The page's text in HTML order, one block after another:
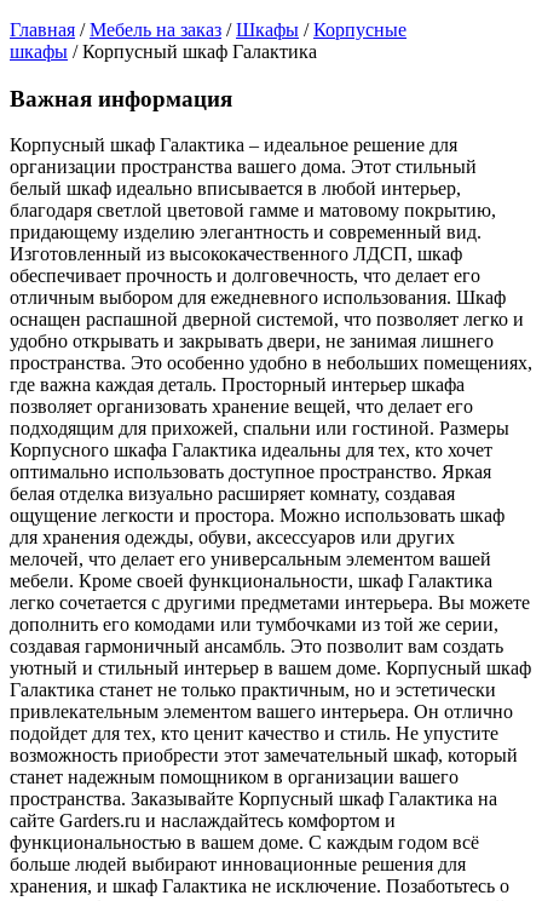
Главная /Мебель на заказ /Шкафы /Корпусные
шкафы / Корпусный шкаф Галактика
Важная информация
Корпусный шкаф Галактика – идеальное решение для
организации пространства вашего дома. Этот стильный
белый шкаф идеально вписывается в любой интерьер,
благодаря светлой цветовой гамме и матовому покрытию,
придающему изделию элегантность и современный вид.
Изготовленный из высококачественного ЛДСП, шкаф
обеспечивает прочность и долговечность, что делает его
отличным выбором для ежедневного использования. Шкаф
оснащен распашной дверной системой, что позволяет легко и
удобно открывать и закрывать двери, не занимая лишнего
пространства. Это особенно удобно в небольших помещениях,
где важна каждая деталь. Просторный интерьер шкафа
позволяет организовать хранение вещей, что делает его
подходящим для прихожей, спальни или гостиной. Размеры
Корпусного шкафа Галактика идеальны для тех, кто хочет
оптимально использовать доступное пространство. Яркая
белая отделка визуально расширяет комнату, создавая
ощущение легкости и простора. Можно использовать шкаф
для хранения одежды, обуви, аксессуаров или других
мелочей, что делает его универсальным элементом вашей
мебели. Кроме своей функциональности, шкаф Галактика
легко сочетается с другими предметами интерьера. Вы можете
дополнить его комодами или тумбочками из той же серии,
создавая гармоничный ансамбль. Это позволит вам создать
уютный и стильный интерьер в вашем доме. Корпусный шкаф
Галактика станет не только практичным, но и эстетически
привлекательным элементом вашего интерьера. Он отлично
подойдет для тех, кто ценит качество и стиль. Не упустите
возможность приобрести этот замечательный шкаф, который
станет надежным помощником в организации вашего
пространства. Заказывайте Корпусный шкаф Галактика на
сайте Garders.ru и наслаждайтесь комфортом и
функциональностью в вашем доме. С каждым годом всё
больше людей выбирают инновационные решения для
хранения, и шкаф Галактика не исключение. Позаботьтесь о